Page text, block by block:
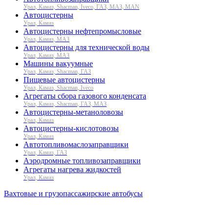
Урал, Камаз, Shacman, Iveco, ГАЗ, МАЗ, MAN
Автоцистерны
Урал, Камаз
Автоцистерны нефтепромысловые
Урал, Камаз, МАЗ
Автоцистерны для технической воды
Урал, Камаз, МАЗ
Машины вакуумные
Урал, Камаз, Shacman, ГАЗ
Пищевые автоцистерны
Урал, Камаз, Shacman, Iveco
Агрегаты сбора газового конденсата
Урал, Камаз, Shacman, ГАЗ, МАЗ
Автоцистерны-метаноловозы
Урал, Камаз
Автоцистерны-кислотовозы
Урал, Камаз
Автотопливомаслозаправщики
Урал, Камаз, ГАЗ
Аэродромные топливозаправщики
Агрегаты нагрева жидкостей
Урал, Камаз
Вахтовые и грузопассажирские автобусы